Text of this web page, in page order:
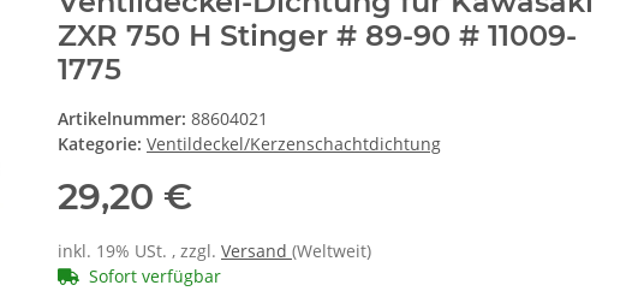
ZXR 750 H Stinger # 89-90 # 11009-
1775
Artikelnummer: 88604021
Kategorie: Ventildeckel/Kerzenschachtdichtung
29,20 €
inkl. 19% USt. , zzgl. Versand (Weltweit)
Sofort verfügbar